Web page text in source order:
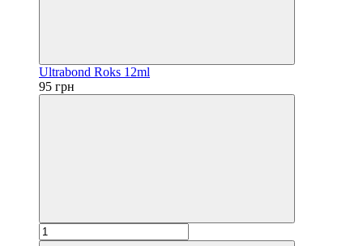
Ultrabond Roks 12ml
95 грн